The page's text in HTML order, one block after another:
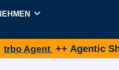
Agent++ Agentic